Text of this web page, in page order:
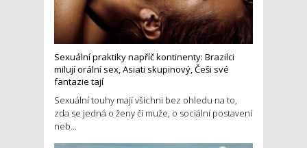
Sexuální praktiky napříč kontinenty: Brazilci
milují orální sex, Asiati skupinový, Češi své
fantazie tají
Sexuální touhy mají všichni bez ohledu na to,
zda se jedná o ženy či muže, o sociální postavení
neb...